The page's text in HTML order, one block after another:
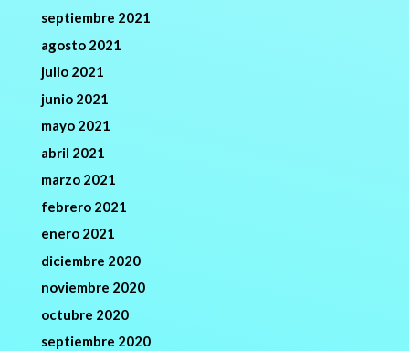
septiembre 2021
agosto 2021
julio 2021
junio 2021
mayo 2021
abril 2021
marzo 2021
febrero 2021
enero 2021
diciembre 2020
noviembre 2020
octubre 2020
septiembre 2020